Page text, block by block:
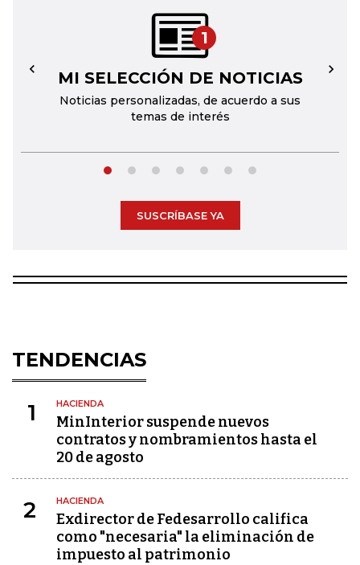
1
MI SELECCIÓN DE NOTICIAS
Noticias personalizadas, de acuerdo a sus
temas de interés
← →
SUSCRÍBASE YA
TENDENCIAS
1 HACIENDA
MinInterior suspende nuevos
contratos y nombramientos hasta el
20 de agosto
2 HACIENDA
Exdirector de Fedesarrollo califica
como "necesaria" la eliminación de
impuesto al patrimonio